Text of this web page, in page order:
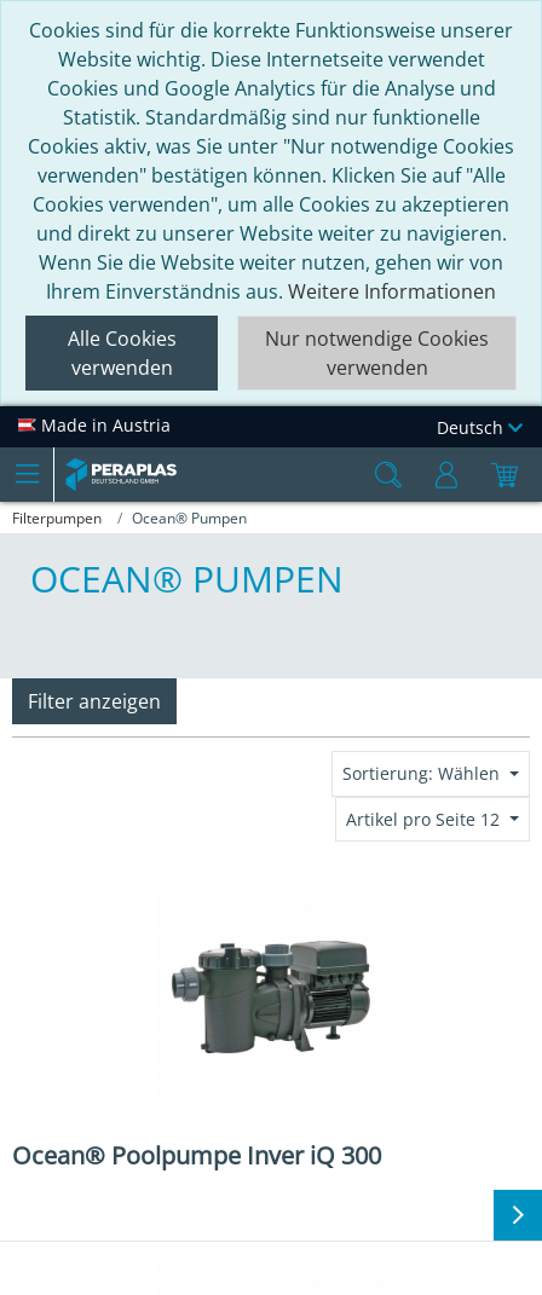
Cookies sind für die korrekte Funktionsweise unserer
Website wichtig. Diese Internetseite verwendet
Cookies und Google Analytics für die Analyse und
Statistik. Standardmäßig sind nur funktionelle
Cookies aktiv, was Sie unter "Nur notwendige Cookies
verwenden" bestätigen können. Klicken Sie auf "Alle
Cookies verwenden", um alle Cookies zu akzeptieren
und direkt zu unserer Website weiter zu navigieren.
Wenn Sie die Website weiter nutzen, gehen wir von
Ihrem Einverständnis aus. Weitere Informationen
Alle Cookies
verwenden
Nur notwendige Cookies
verwenden
Made in Austria Deutsch
Filterpumpen Ocean® Pumpen
OCEAN® PUMPEN
Filter anzeigen
Sortierung: Wählen
Artikel pro Seite 12
Ocean® Poolpumpe Inver iQ 300